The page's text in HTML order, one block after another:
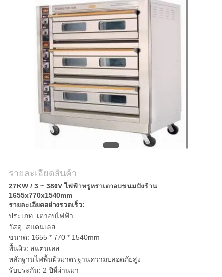
แผนผัง
เว็บไซต์
PRIVACY
รายละเอียดสินค้า
27KW / 3 ~ 380V ไฟฟ้าหรูหราเตาอบขนมปังร้าน
1655x770x1540mm
รายละเอียดอย่างรวดเร็ว:
ประเภท: เตาอบไฟฟ้า
วัสดุ: สแตนเลส
ขนาด: 1655 * 770 * 1540mm
พื้นผิว: สแตนเลส
หลักฐานไฟพื้นผิวมาตรฐานความปลอดภัยสูง
รับประกัน: 2 ปีที่ผ่านมา